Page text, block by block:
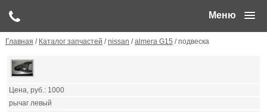
Меню
Главная / Каталог запчастей /nissan /almera G15 / подвеска
1000
рычаг левый